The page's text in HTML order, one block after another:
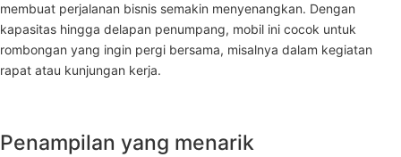
membuat perjalanan bisnis semakin menyenangkan. Dengan
kapasitas hingga delapan penumpang, mobil ini cocok untuk
rombongan yang ingin pergi bersama, misalnya dalam kegiatan
rapat atau kunjungan kerja.
Penampilan yang menarik